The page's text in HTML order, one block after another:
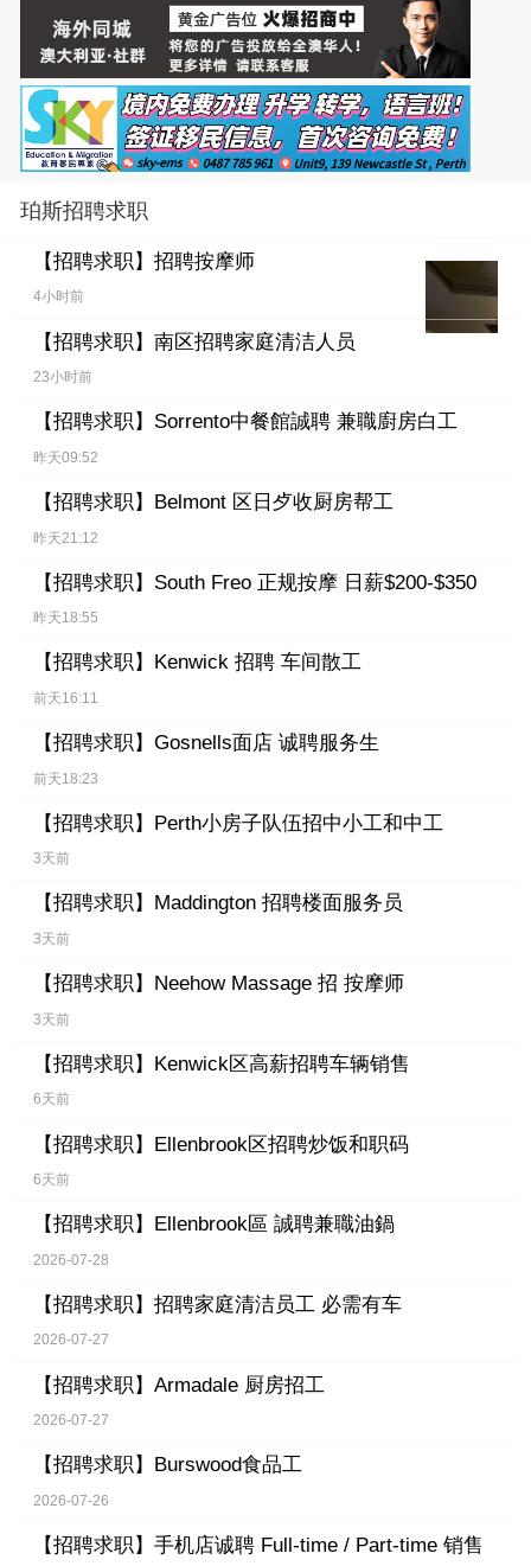
珀斯招聘求职
【招聘求职】 招聘按摩师
4小时前
【招聘求职】 南区招聘家庭清洁人员
23小时前
【招聘求职】 Sorrento中餐館誠聘 兼職廚房白工
昨天09:52
【招聘求职】 Belmont 区日歺收厨房帮工
昨天21:12
【招聘求职】 South Freo 正规按摩 日薪$200-$350
昨天18:55
【招聘求职】 Kenwick 招聘 车间散工
前天16:11
【招聘求职】 Gosnells面店 诚聘服务生
前天18:23
【招聘求职】 Perth小房子队伍招中小工和中工
3天前
【招聘求职】 Maddington 招聘楼面服务员
3天前
【招聘求职】 Neehow Massage 招 按摩师
3天前
【招聘求职】 Kenwick区高薪招聘车辆销售
6天前
【招聘求职】 Ellenbrook区招聘炒饭和职码
6天前
【招聘求职】 Ellenbrook區 誠聘兼職油鍋
2026-07-28
【招聘求职】 招聘家庭清洁员工 必需有车
2026-07-27
【招聘求职】 Armadale 厨房招工
2026-07-27
【招聘求职】 Burswood食品工
2026-07-26
【招聘求职】 手机店诚聘 Full-time / Part-time 销售